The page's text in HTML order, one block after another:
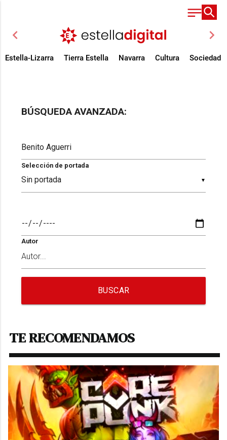
chevron_left chevron_right
Estella-Lizarra Tierra Estella Navarra Cultura Sociedad
BÚSQUEDA AVANZADA:
▼
Selección de portada
Autor
BUSCAR
TE RECOMENDAMOS